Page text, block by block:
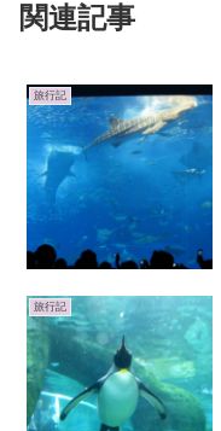
関連記事
旅行記
旅行記